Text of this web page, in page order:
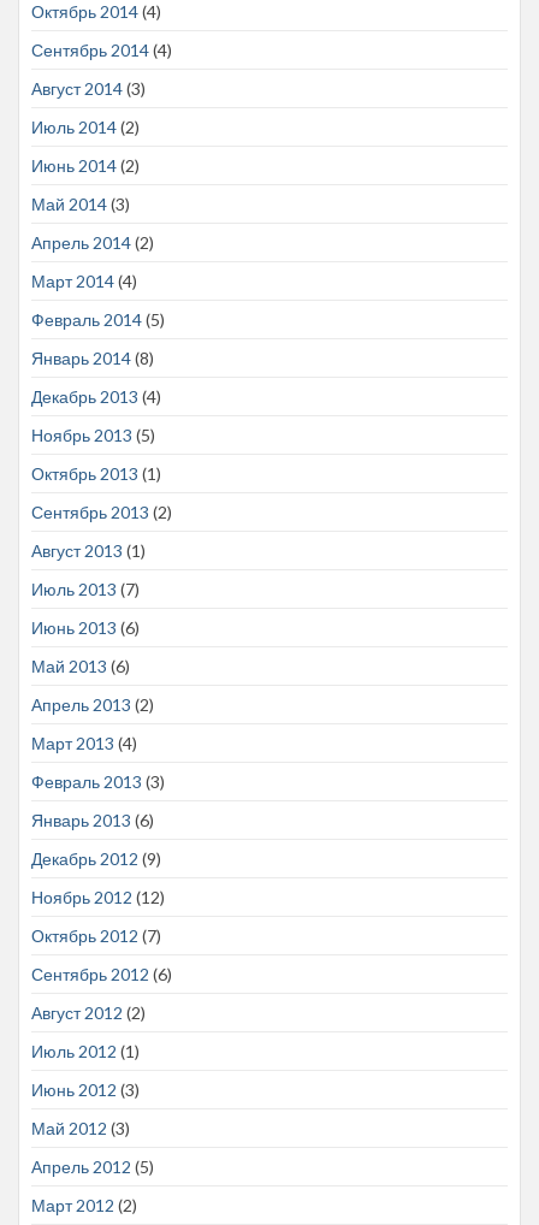
Октябрь 2014(4)
Сентябрь 2014(4)
Август 2014(3)
Июль 2014(2)
Июнь 2014(2)
Май 2014(3)
Апрель 2014(2)
Март 2014(4)
Февраль 2014(5)
Январь 2014(8)
Декабрь 2013 (4)
Ноябрь 2013 (5)
Октябрь 2013 (1)
Сентябрь 2013 (2)
Август 2013 (1)
Июль 2013 (7)
Июнь 2013 (6)
Май 2013 (6)
Апрель 2013 (2)
Март 2013 (4)
Февраль 2013 (3)
Январь 2013 (6)
Декабрь 2012 (9)
Ноябрь 2012 (12)
Октябрь 2012 (7)
Сентябрь 2012 (6)
Август 2012 (2)
Июль 2012 (1)
Июнь 2012 (3)
Май 2012 (3)
Апрель 2012 (5)
Март 2012 (2)